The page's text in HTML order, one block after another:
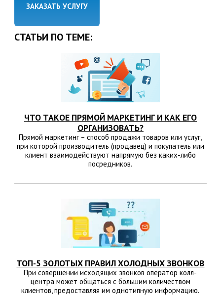
ЗАКАЗАТЬ УСЛУГУ
СТАТЬИ ПО ТЕМЕ:
ЧТО ТАКОЕ ПРЯМОЙ МАРКЕТИНГ И КАК ЕГО
ОРГАНИЗОВАТЬ?
Прямой маркетинг – способ продажи товаров или услуг,
при которой производитель (продавец) и покупатель или
клиент взаимодействуют напрямую без каких-либо
посредников.
ТОП-5 ЗОЛОТЫХ ПРАВИЛ ХОЛОДНЫХ ЗВОНКОВ
При совершении исходящих звонков оператор колл-
центра может общаться с большим количеством
клиентов, предоставляя им однотипную информацию.